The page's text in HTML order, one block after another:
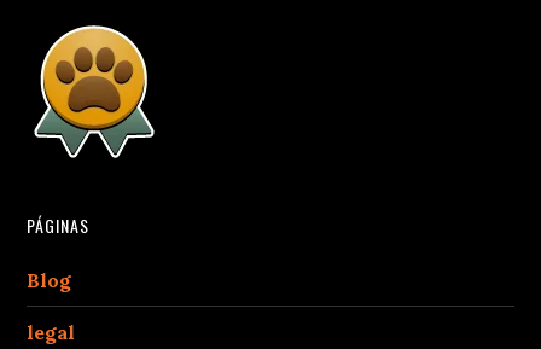
PÁGINAS
Blog
legal